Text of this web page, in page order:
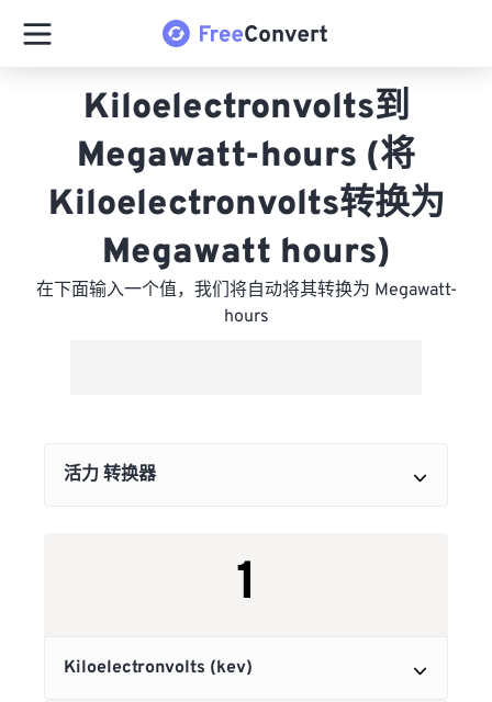
Kiloelectronvolts到
Megawatt-hours (将
Kiloelectronvolts转换为
Megawatt hours)
在下面输入一个值，我们将自动将其转换为 Megawatt-
hours